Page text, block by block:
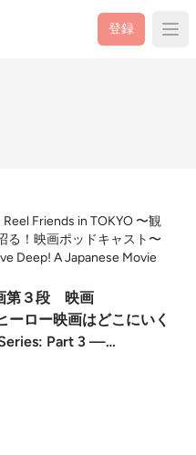
登録
Reel Friends in TOKYO 〜観
る！映画ポッドキャスト〜
Deep! A Japanese Movie
第３段 映画
ーロー映画はどこにいく
Part 3 —
Gods Wear Capes: The
Film